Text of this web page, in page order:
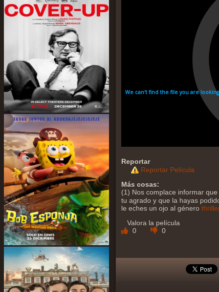
Reportar
Reportar Película
Más cosas:
(1) Nos complace informar
tu agrado y que la hayas
le eches un ojo al género
Valora la película
0
0